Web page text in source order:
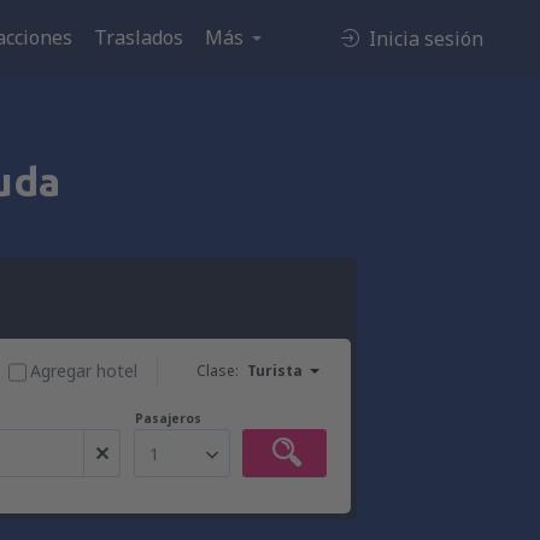
Traslados Más Inicia sesión
Clase: Turista
Agregar hotel
Pasajeros
1